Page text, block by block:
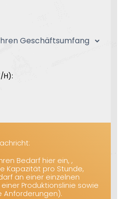
H):
Bedarf hier ein, ,
Kapazität pro Stunde,
an einer einzelnen
Produktionslinie sowie
Anforderungen).